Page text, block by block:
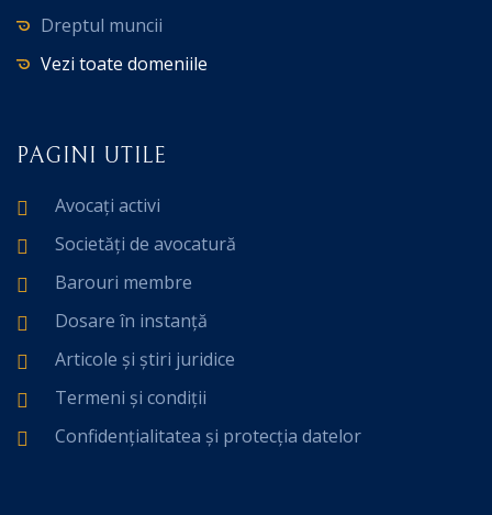
Dreptul muncii
Vezi toate domeniile
PAGINI UTILE
Avocați activi
Societăți de avocatură
Barouri membre
Dosare în instanță
Articole și știri juridice
Termeni și condiții
Confidențialitatea și protecția datelor